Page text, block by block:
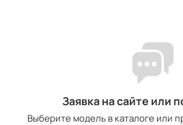
Заявка на сайте или
Выберите модель в каталоге или